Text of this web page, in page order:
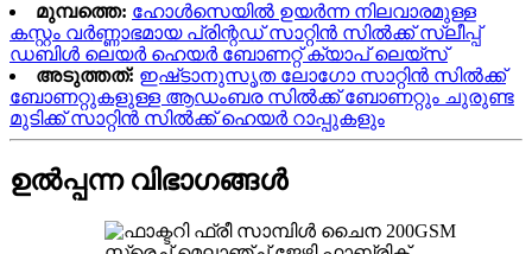
മുമ്പത്തെ: ഹോൾസെയിൽ ഉയർന്ന നിലവാരമുള്ള
കസ്റ്റം വർണ്ണാഭമായ പ്രിന്റഡ് സാറ്റിൻ സിൽക്ക് സ്ലീപ്പ്
ഡബിൾ ലെയർ ഹെയർ ബോണറ്റ് ക്യാപ് ലെയ്സ്
അടുത്തത്: ഇഷ്‌ടാനുസൃത ലോഗോ സാറ്റിൻ സിൽക്ക്
ബോണറ്റുകളുള്ള ആഡംബര സിൽക്ക് ബോണറ്റും ചുരുണ്ട
മുടിക്ക് സാറ്റിൻ സിൽക്ക് ഹെയർ റാപ്പുകളും
ഉൽപ്പന്ന വിഭാഗങ്ങൾ